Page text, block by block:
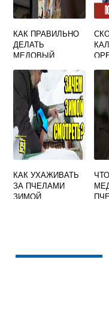
КАК ПРАВИЛЬНО
ДЕЛАТЬ
МЕДОВЫЙ
СПИНЕ
КАК УХАЖИВАТЬ
ЗА ПЧЕЛАМИ
ЗИМОЙ